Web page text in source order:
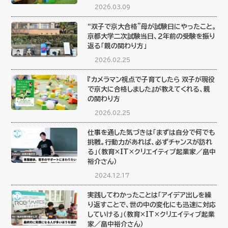
2026.03.09
“双子で京大合格”母が試験日にやったこと。
京都大学二次試験当日、２年前の受験を振り
返る「親の関わり方」
2026.02.25
『カメラマン視点で子育てしたら 双子が現役
で京大に合格しました』が教えてくれる、親
の関わり方
2026.02.25
仕事を通した気づきは「まずは自分で何でも
挑戦。行動力があれば、必ずチャンスが訪れ
る」（教育×IT×クリエイティブ起業家／畠中
裕介さん）
2024.12.17
実践してわかったことは「アイデア出しを繰
り返すことで、世の中の変化にも迅速に対応
していける」（教育×IT×クリエイティブ起業
家／畠中裕介さん）